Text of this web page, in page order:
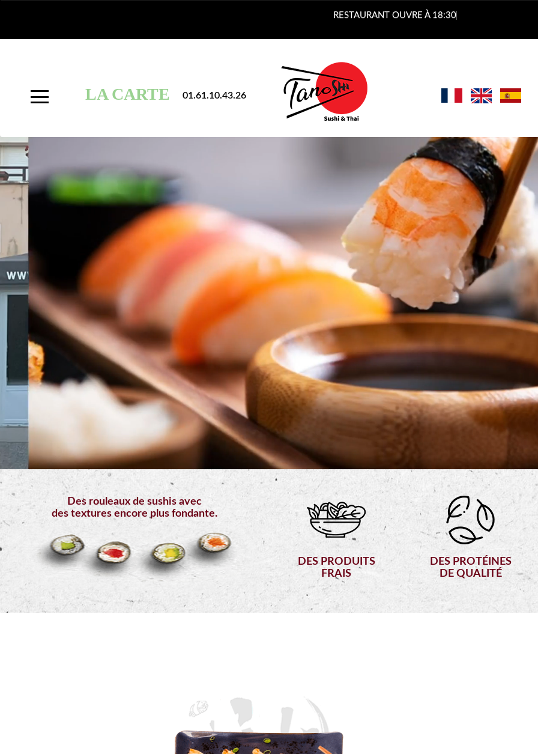
LA CARTE 01.61.10.43.26
Allergènes
C.G.V
Mentions
Légales
Mobile
Programme
De
Fidélité
Avis
Zones
de
Livraison
Des rouleaux de sushis avec
des textures encore plus fondante.
DES PRODUITS
FRAIS
DES PROTÉINES
DE QUALITÉ